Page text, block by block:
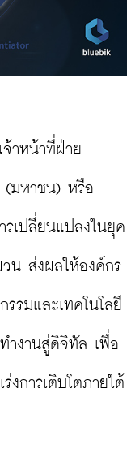
จ้าหน้าที่ฝ่าย
(มหาชน) หรือ
รเปลี่ยนแปลงในยุค
น ส่งผลให้องค์กร
รมและเทคโนโลยี
ำงานสู่ดิจิทัล เพื่อ
งการเติบโตภายใต้